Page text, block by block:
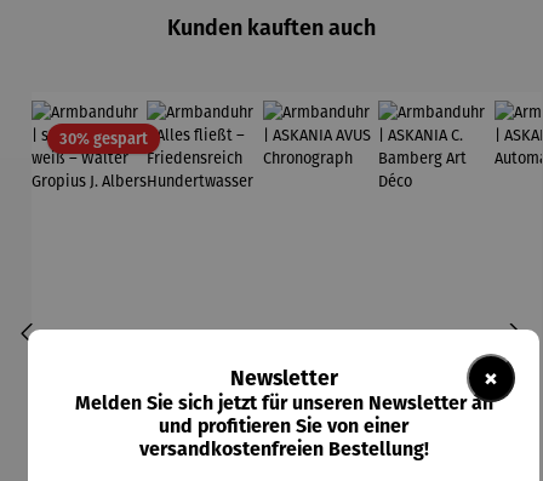
Kunden kauften auch
30% gespartRabatt
×
Newsletter
Melden Sie sich jetzt für unseren Newsletter an
und profitieren Sie von einer
versandkostenfreien Bestellung!